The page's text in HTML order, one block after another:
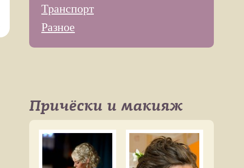
Транспорт
Разное
Причёски и макияж